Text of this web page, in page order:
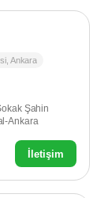
Ankara
Şahin
Ankara
İletişim